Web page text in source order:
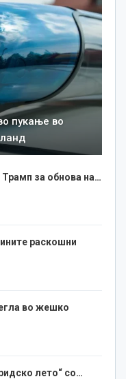
пукање во
за обнова на…
раскошни
во жешко
лето“ со…